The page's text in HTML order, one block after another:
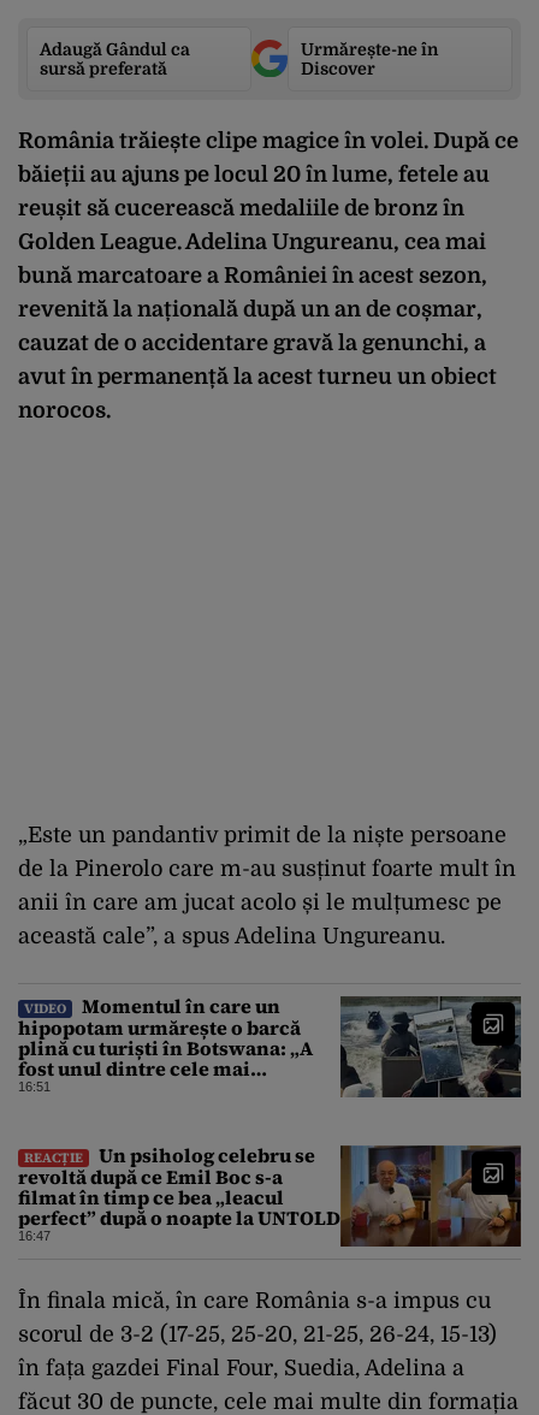
Adaugă Gândul ca
sursă preferată
Urmărește-ne în
Discover
România trăiește clipe magice în volei. După ce
băieții au ajuns pe locul 20 în lume, fetele au
reușit să cucerească medaliile de bronz în
Golden League. Adelina Ungureanu, cea mai
bună marcatoare a României în acest sezon,
revenită la națională după un an de coșmar,
cauzat de o accidentare gravă la genunchi, a
avut în permanență la acest turneu un obiect
norocos.
„Este un pandantiv primit de la niște persoane
de la Pinerolo care m-au susținut foarte mult în
anii în care am jucat acolo și le mulțumesc pe
această cale”, a spus Adelina Ungureanu.
VIDEO
Momentul în care un
hipopotam urmărește o barcă
plină cu turiști în Botswana: „A
fost unul dintre cele mai
înfricoșătoare momente”
16:51
REACȚIE
Un psiholog celebru se
revoltă după ce Emil Boc s-a
filmat în timp ce bea „leacul
perfect” după o noapte la UNTOLD
16:47
În finala mică, în care România s-a impus cu
scorul de 3-2 (17-25, 25-20, 21-25, 26-24, 15-13)
în fața gazdei Final Four, Suedia, Adelina a
făcut 30 de puncte, cele mai multe din formația